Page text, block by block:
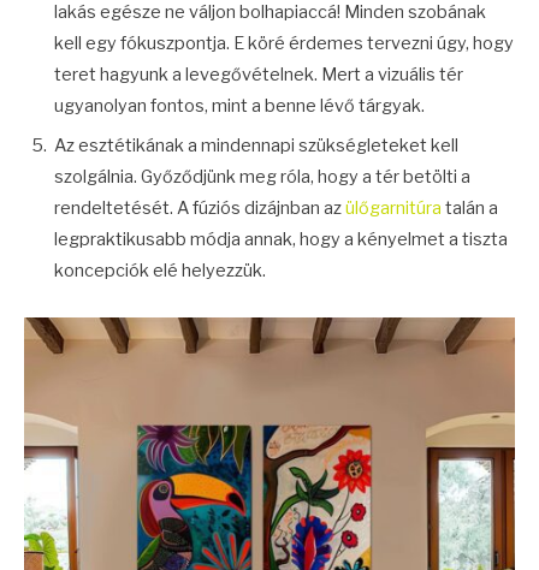
lakás egésze ne váljon bolhapiaccá! Minden szobának
kell egy fókuszpontja. E köré érdemes tervezni úgy, hogy
teret hagyunk a levegővételnek. Mert a vizuális tér
ugyanolyan fontos, mint a benne lévő tárgyak.
Az esztétikának a mindennapi szükségleteket kell
szolgálnia. Győződjünk meg róla, hogy a tér betölti a
rendeltetését. A fúziós dizájnban azülőgarnitúra talán a
legpraktikusabb módja annak, hogy a kényelmet a tiszta
koncepciók elé helyezzük.